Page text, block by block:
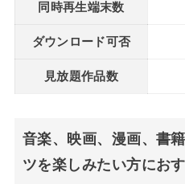
同時再生端末数
ダウンロード可否
見放題作品数
音楽、映画、漫画、書
ツを楽しみたい方におす